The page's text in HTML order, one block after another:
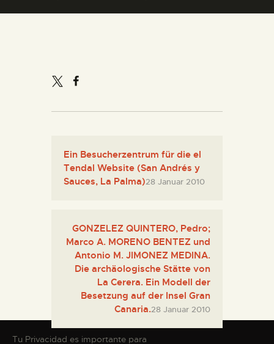
Ein Besucherzentrum für die el
Tendal Website (San Andrés y
Sauces, La Palma)28 Januar 2010
GONZELEZ QUINTERO, Pedro;
Marco A. MORENO BENTEZ und
Antonio M. JIMONEZ MEDINA.
Die archäologische Stätte von
La Cerera. Ein Modell der
Besetzung auf der Insel Gran
Canaria.28 Januar 2010
Tu Privacidad es importante para